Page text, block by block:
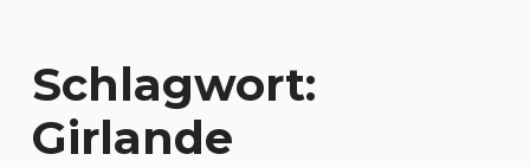
Schlagwort:
Girlande